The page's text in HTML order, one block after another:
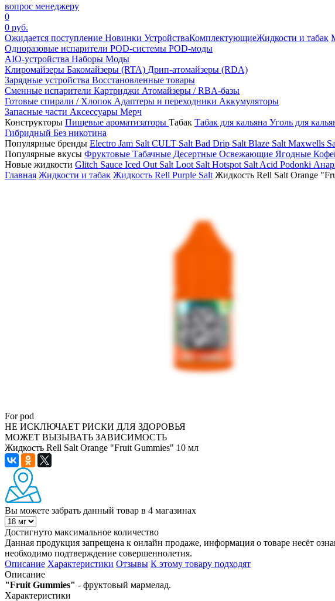
вопрос менеджеру
0
0 руб.
Ожидается поступление Новинки УстройстваКомплектующиеЖидкости и табак
Одноразовые испарители POD-системы POD-моды
AIO-устройства Наборы Моды
Клиромайзеры Бакомайзеры (RTA) Дрип-атомайзеры (RDA)
Зарядные устройства Восстановленные товары
Сменные испарители Картриджи Атомайзеры / RBA-базы
Готовые спирали / Хлопок Адаптеры и переходники Аккумуляторы
Запасные части Аксессуары Мерч
Конструкторы Пищевые ароматизаторы Табак Табак для кальяна Уголь для
Гибридный Без никотина
Популярные бренды Electro Jam Salt CULT Salt Bad Drip Salt Blaze Salt Maxwells
Популярные вкусы Фруктовые Табачные Десертные Освежающие Ягодные
Новые жидкости Glitch Sauce Iced Out Salt Loot Salt Hotspot Salt Acid Podonki
Главная Жидкости и табак Жидкость Rell Purple Salt Жидкость Rell Salt Orange
For pod
НЕ ИСКЛЮЧАЕТ РИСКИ ДЛЯ ЗДОРОВЬЯ
МОЖЕТ ВЫЗЫВАТЬ ЗАВИСИМОСТЬ
Жидкость Rell Salt Orange "Fruit Gummies" 10 мл
Вы можете забрать данный товар в 4 магазинах
Достигнуто максимальное количество
Данная продукция запрещена к онлайн продаже, информация о товаре несёт
необходимо подтверждение совершеннолетия.
Описание Характеристики Отзывы К этому товару подходят
Описание
"Fruit Gummies" - фруктовый мармелад.
Характеристики